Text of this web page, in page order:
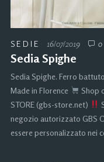
SEDIE 16/07/2019 0
Sedia Spighe
Sedia Spighe. Ferro
Made in Florence
Shop
STORE (gbs-store.net)
negozio autorizzato GBS
essere personalizzato nei